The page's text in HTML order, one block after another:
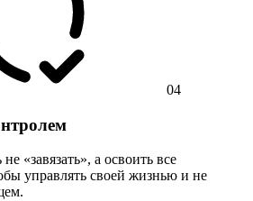
04
«завязать», а освоить все
управлять своей жизнью и не